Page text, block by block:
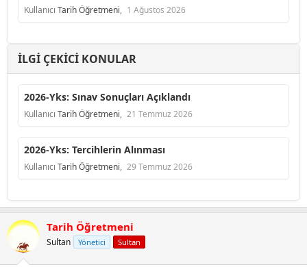
Kullanıcı Tarih Öğretmeni, 1 Ağustos 2026
İLGI ÇEKICI KONULAR
2026-Yks: Sınav Sonuçları Açıklandı
Kullanıcı Tarih Öğretmeni, 21 Temmuz 2026
2026-Yks: Tercihlerin Alınması
Kullanıcı Tarih Öğretmeni, 29 Temmuz 2026
Tarih Öğretmeni
Sultan Yönetici Sultan